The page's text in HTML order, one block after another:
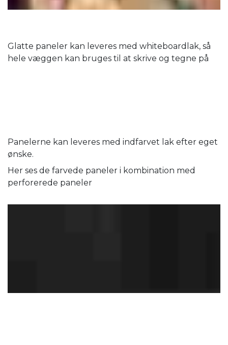
Glatte paneler kan leveres med whiteboardlak, så
hele væggen kan bruges til at skrive og tegne på
Panelerne kan leveres med indfarvet lak efter eget
ønske.
Her ses de farvede paneler i kombination med
perforerede paneler